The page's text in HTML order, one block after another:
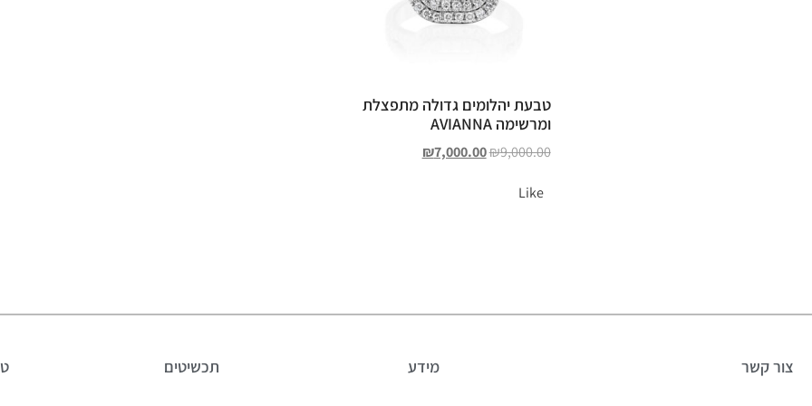
טבעת יהלומים גדולה מתפצלת
ומרשימה AVIANNA
₪9,000.00
₪7,000.00
Like
צור קשר מידע תכשיטים